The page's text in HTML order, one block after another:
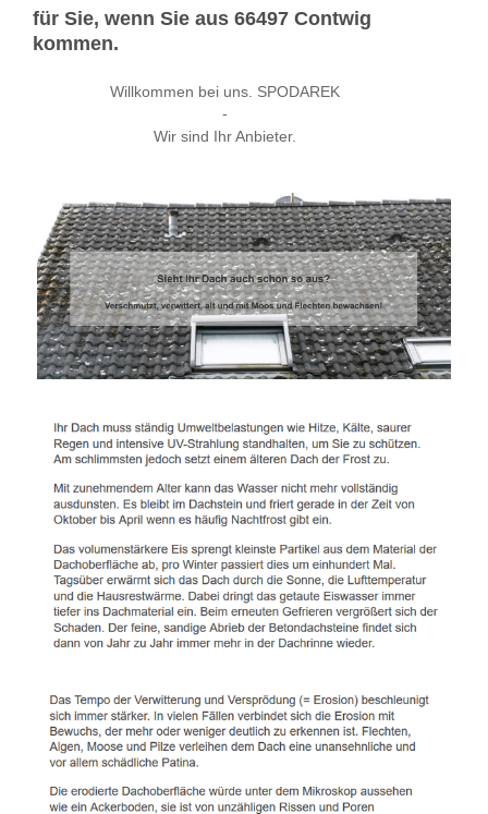
für Sie, wenn Sie aus 66497 Contwig
kommen.
Willkommen bei uns. SPODAREK
-
Wir sind Ihr Anbieter.